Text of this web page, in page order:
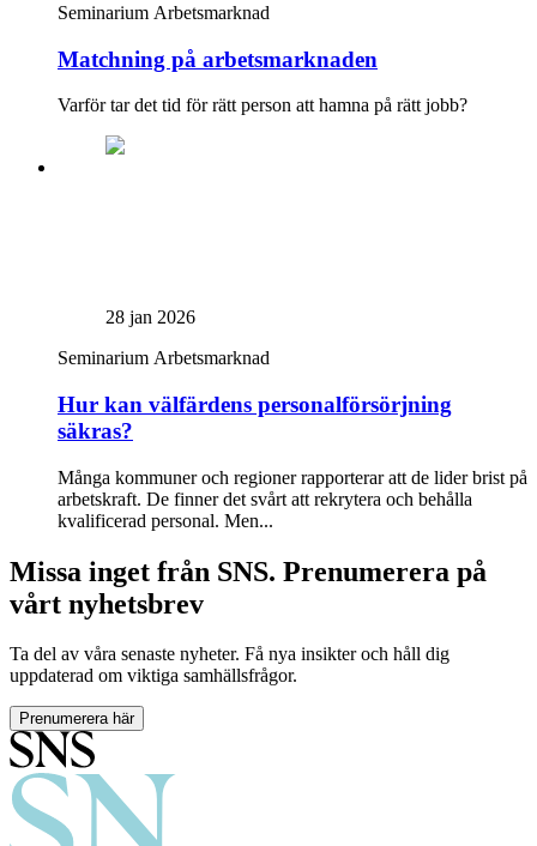
Seminarium Arbetsmarknad
Matchning på arbetsmarknaden
Varför tar det tid för rätt person att hamna på rätt jobb?
28 jan 2026
Seminarium Arbetsmarknad
Hur kan välfärdens personalförsörjning
säkras?
Många kommuner och regioner rapporterar att de lider brist på
arbetskraft. De finner det svårt att rekrytera och behålla
kvalificerad personal. Men...
Missa inget från SNS. Prenumerera på
vårt nyhetsbrev
Ta del av våra senaste nyheter. Få nya insikter och håll dig
uppdaterad om viktiga samhällsfrågor.
Prenumerera här